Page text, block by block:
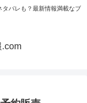
バレも？最新情報満載なブ